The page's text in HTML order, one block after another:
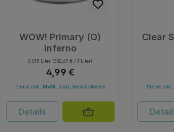
WOW! Primary (O)
Inferno
0.015 Liter (332,67 € / 1 Liter)
Regulärer Preis:
4,99 €
Preise inkl. MwSt. zzgl. Versandkosten
Details
Clear
Preise inkl.